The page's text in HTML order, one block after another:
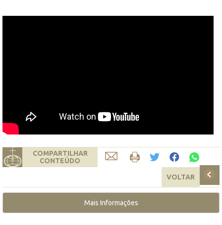
COMPARTILHAR
CONTEÚDO
VOLTAR
Mais Informações